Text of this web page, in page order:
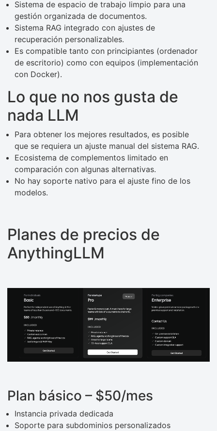
Sistema de espacio de trabajo limpio para una
gestión organizada de documentos.
Sistema RAG integrado con ajustes de
recuperación personalizables.
Es compatible tanto con principiantes (ordenador
de escritorio) como con equipos (implementación
con Docker).
Lo que no nos gusta de
nada LLM
Para obtener los mejores resultados, es posible
que se requiera un ajuste manual del sistema RAG.
Ecosistema de complementos limitado en
comparación con algunas alternativas.
No hay soporte nativo para el ajuste fino de los
modelos.
Planes de precios de
AnythingLLM
Plan básico – $50/mes
Instancia privada dedicada
Soporte para subdominios personalizados